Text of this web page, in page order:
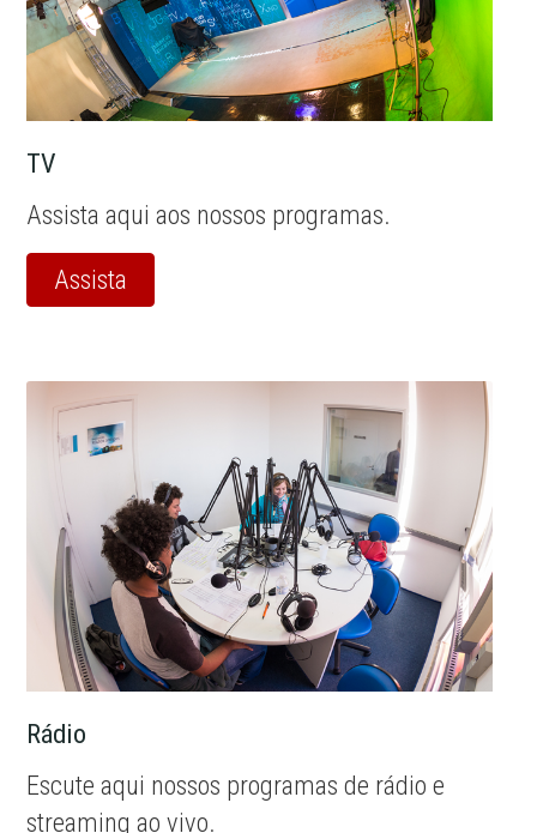
TV
Assista aqui aos nossos programas.
Assista
Rádio
Escute aqui nossos programas de rádio e
streaming ao vivo.